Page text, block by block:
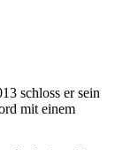
schloss er sein
mit einem